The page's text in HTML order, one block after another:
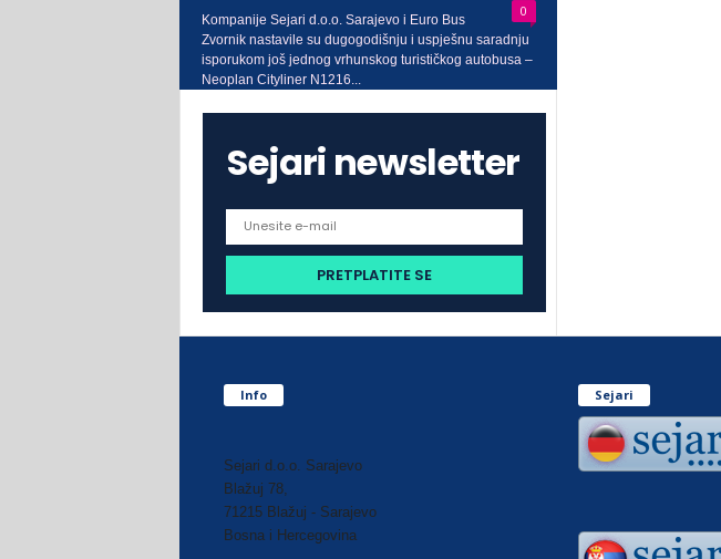
0
Kompanije Sejari d.o.o. Sarajevo i Euro Bus
Zvornik nastavile su dugogodišnju i uspješnu saradnju
isporukom još jednog vrhunskog turističkog autobusa –
Neoplan Cityliner N1216...
Sejari newsletter
Info
Sejari d.o.o. Sarajevo
Blažuj 78,
71215 Blažuj - Sarajevo
Bosna i Hercegovina
Sejari